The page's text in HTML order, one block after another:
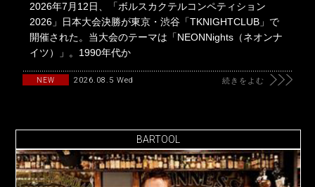
2026年7月12日、「ボルスカクテルコンペティション
2026」日本大会決勝が東京・渋谷「TKNIGHTCLUB」で
開催された。当大会のテーマは「NEONNights（ネオンナ
イツ）」。1990年代か
NEW 2026.08.5 Wed 続きをよむ
BARTOOL